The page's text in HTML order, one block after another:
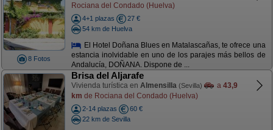
8 Fotos
Rociana del Condado (Huelva)
4+1 plazas
27 €
54 km de Huelva
El Hotel Doñana Blues en Matalascañas, te ofrece una
estancia inolvidable en uno de los parajes más bellos de
Andalucía, DOÑANA. Dispone de ...
Brisa del Aljarafe
Vivienda turística en Almensilla (Sevilla) a 43,9
km de Rociana del Condado (Huelva)
2-14 plazas
60 €
22 km de Sevilla